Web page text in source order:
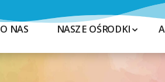
O NAS NASZE OŚRODKI